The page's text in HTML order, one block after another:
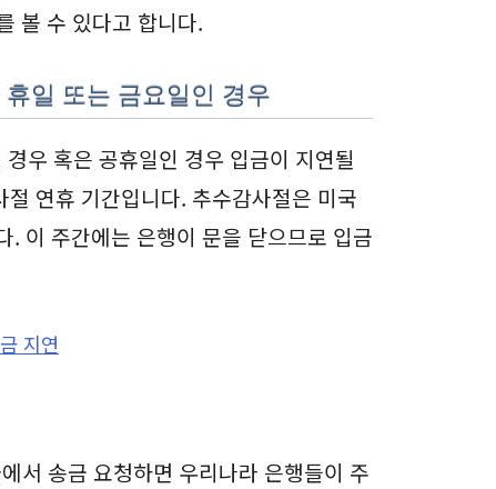
볼 수 있다고 합니다.
일 또는 금요일인 경우
우 혹은 공휴일인 경우 입금이 지연될
연휴 기간입니다. 추수감사절은 미국
이 주간에는 은행이 문을 닫으므로 입금
지연
서 송금 요청하면 우리나라 은행들이 주